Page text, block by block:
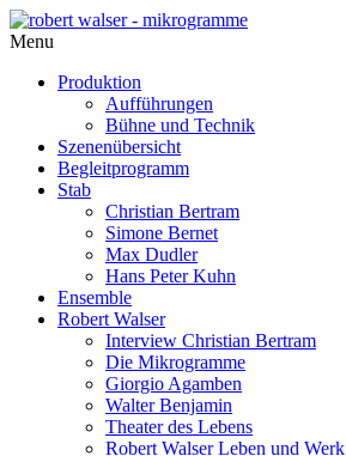
Menu
Produktion
Aufführungen
Bühne und Technik
Szenenübersicht
Begleitprogramm
Stab
Christian Bertram
Simone Bernet
Max Dudler
Hans Peter Kuhn
Ensemble
Robert Walser
Interview Christian Bertram
Die Mikrogramme
Giorgio Agamben
Walter Benjamin
Theater des Lebens
Robert Walser Leben und Werk